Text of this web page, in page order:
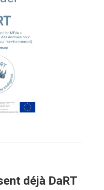
déjà DaRT